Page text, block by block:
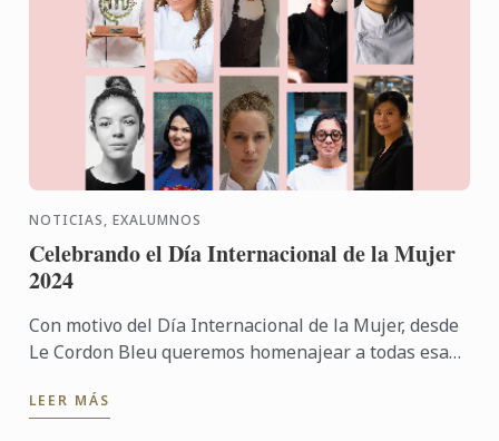
NOTICIAS, EXALUMNOS
Celebrando el Día Internacional de la Mujer
2024
Con motivo del Día Internacional de la Mujer, desde
Le Cordon Bleu queremos homenajear a todas esas
LEER MÁS